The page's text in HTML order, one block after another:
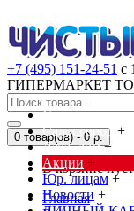
+7 (495) 151-24-51 с
ГИПЕРМАРКЕТ
Cредства от
Сад, огород +
Дача, дом +
Акции +
Юр. лицам +
Новости +
0 товар(ов) - 0 р.
В корзине
Главная